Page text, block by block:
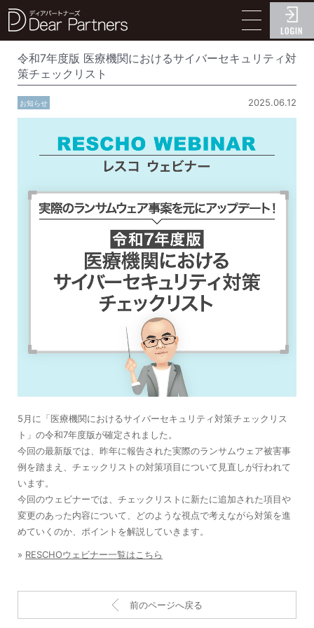
ディアパートナーズ
令和7年度版 医療機関におけるサイバーセキュリティ対
策チェックリスト
お知らせ 2025.06.12
5月に「医療機関におけるサイバーセキュリティ対策チェックリス
ト」の令和7年度版が確定されました。
今回の最新版では、昨年に報告された実際のランサムウェア被害事
例を踏まえ、チェックリストの対策項目について見直しが行われて
います。
今回のウェビナーでは、チェックリストに新たに追加された項目や
変更のあった内容について、どのような視点で考えながら対策を進
めていくのか、ポイントを解説していきます。
» RESCHOウェビナー一覧はこちら
前のページへ戻る